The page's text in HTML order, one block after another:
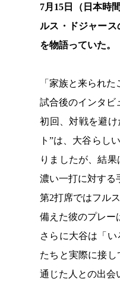
7月15日（日本時
ルス・ドジャー
を物語っていた。
「家族と来られ
試合後のインタビ
初回、対戦を避
ト”は、大谷らし
りましたが、結
濃い一打に対する
第2打席ではフル
備えた彼のプレー
さらに大谷は「
たちと実際に接
通じた人との出会